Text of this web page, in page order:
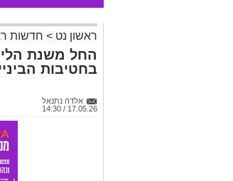
ראשון נט > חדשות
החל משנת
בחטיבות
אלדה נתנאל
17.05.26 / 14:30